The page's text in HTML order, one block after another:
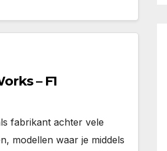
– F1
fabrikant achter vele
modellen waar je middels